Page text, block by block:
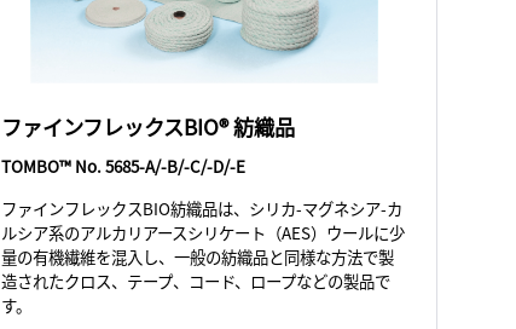
ファインフレックスBIO® 紡織品
TOMBO™ No. 5685-A/-B/-C/-D/-E
ファインフレックスBIO紡織品は、シリカ-マグネシア-カ
ルシア系のアルカリアースシリケート（AES）ウールに少
量の有機繊維を混入し、一般の紡織品と同様な方法で製
造されたクロス、テープ、コード、ロープなどの製品で
す。